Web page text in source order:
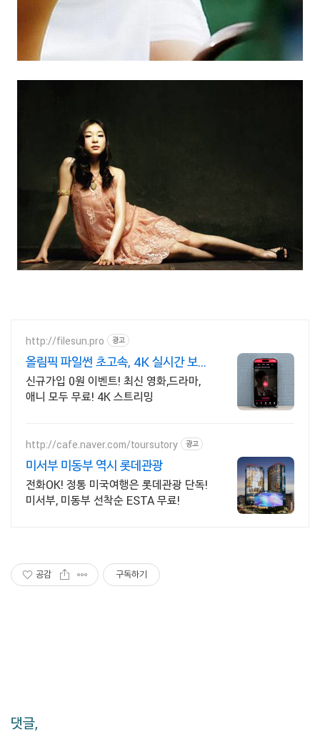
http://filesun.pro 광고
올림픽 파일썬 초고속, 4K 실시간 보
기!
신규가입 0원 이벤트! 최신 영화,드라마,
애니 모두 무료! 4K 스트리밍
http://cafe.naver.com/toursutory 광고
미서부 미동부 역시 롯데관광
전화OK! 정통 미국여행은 롯데관광 단독!
미서부, 미동부 선착순 ESTA 무료!
공감 구독하기
댓글,